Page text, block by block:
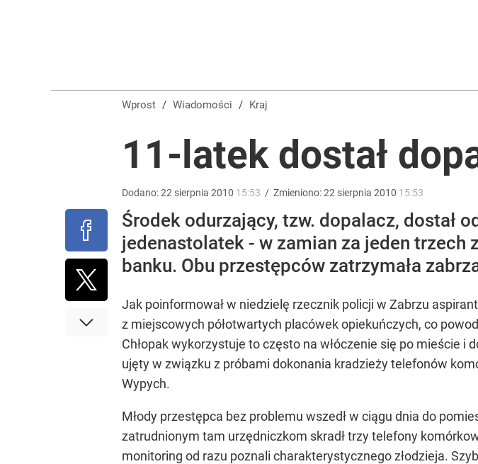
Tego sondażu premier nie może zlekceważyć. Polacy o przywróceniu CPN
Morawiecki powoła partię. Chce współpracy z Mentzenem. „Jestem otwarty”
Wprost / Wiadomości / Kraj
11-latek dostał
Dodano:22 sierpnia 2010 15:53 / Zmieniono:22 sierpnia 2010 15:53
Środek odurzający, tzw. dopalacz, dostał
jedenastolatek - w zamian za jeden
banku. Obu przestępców zatrzymała
Jak poinformował w niedzielę rzecznik policji w Zabrzu
z miejscowych półotwartych placówek opiekuńczych, co
Chłopak wykorzystuje to często na włóczenie się po mieście
ujęty w związku z próbami dokonania kradzieży telefonów
Wypych.
Młody przestępca bez problemu wszedł w ciągu dnia do
zatrudnionym tam urzędniczkom skradł trzy telefony
monitoring od razu poznali charakterystycznego złodzieja.